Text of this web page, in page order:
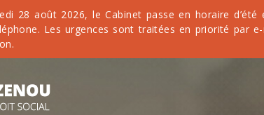
28 août 2026, le Cabinet passe en horaire
Les urgences sont traitées en priorité par